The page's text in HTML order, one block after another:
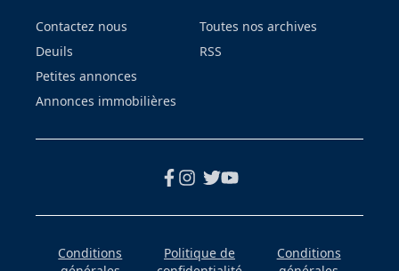
Contactez nous
Deuils
Petites annonces
Annonces immobilières
Toutes nos archives
RSS
Conditions
Politique de
Conditions